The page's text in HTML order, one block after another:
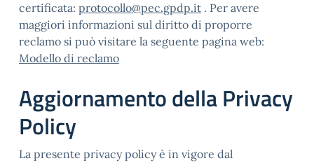
certificata: protocollo@pec.gpdp.it . Per avere
maggiori informazioni sul diritto di proporre
reclamo si può visitare la seguente pagina web:
Modello di reclamo
Aggiornamento della Privacy
Policy
La presente privacy policy è in vigore dal